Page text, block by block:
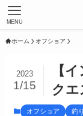
MENU
ホーム オフショア
【
クエ
2023
1/15
オフショア 釣り